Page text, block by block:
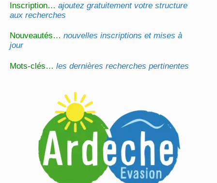
Inscription…ajoutez gratuitement votre structure
aux recherches
Nouveautés…nouvelles inscriptions et mises à
jour
Mots-clés…les dernières recherches pertinentes